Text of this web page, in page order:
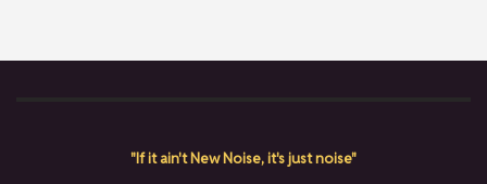
"If it ain't New Noise, it's just noise"